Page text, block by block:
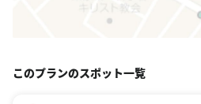
このプランのスポット一覧